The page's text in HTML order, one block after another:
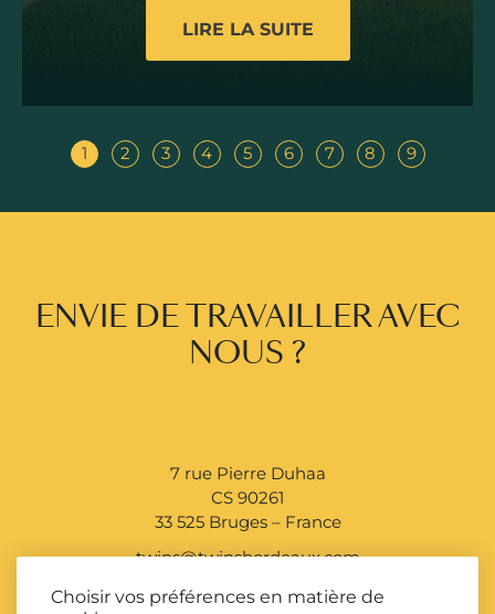
1 2 3 4 5 6 7 8 9
LIRE LA SUITE
ENVIE DE TRAVAILLER AVEC
NOUS ?
7 rue Pierre Duhaa
CS 90261
33 525 Bruges – France
twins@twinsbordeaux.com
+33 (0)5 56 39 51 51
Choisir vos préférences en matière de